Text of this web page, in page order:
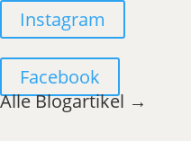
Instagram
Facebook
Alle Blogartikel →